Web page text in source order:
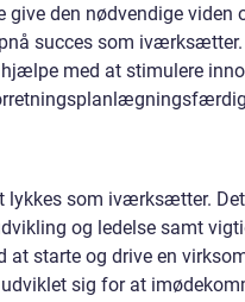
give den nødvendige viden
succes som iværksætter.
med at stimulere
lykkes som iværksætter.
og ledelse samt
starte og drive en
sig for at